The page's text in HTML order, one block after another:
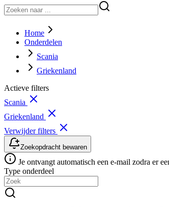
Home
Onderdelen
Scania
Griekenland
Actieve filters
Scania
Griekenland
Verwijder filters
Zoekopdracht bewaren
Je ontvangt automatisch een e-mail zodra er
Type onderdeel